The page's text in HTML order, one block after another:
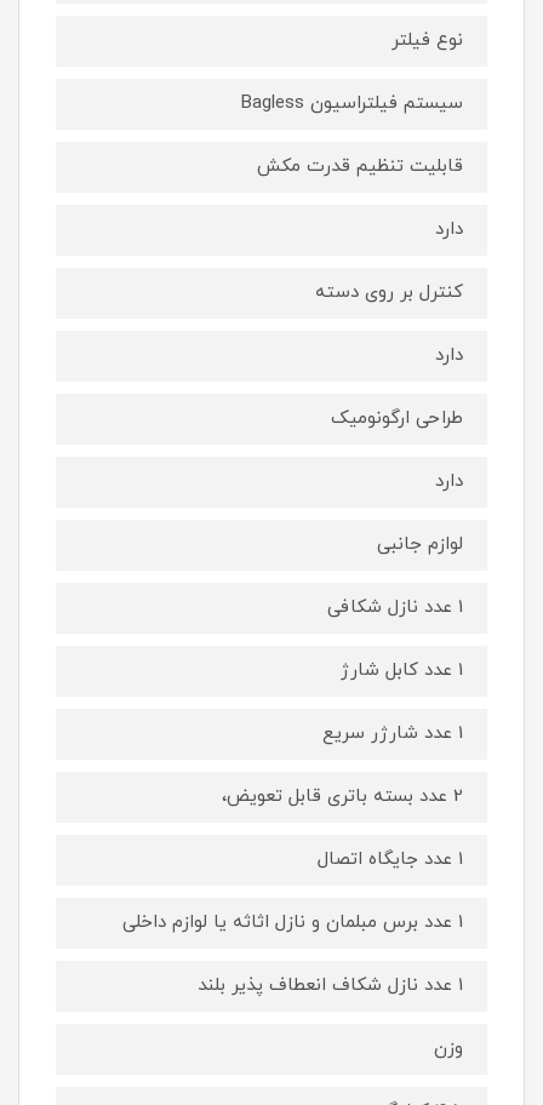
نوع فیلتر
سیستم فیلتراسیون Bagless
قابلیت تنظیم قدرت مکش
دارد
کنترل بر روی دسته
دارد
طراحی ارگونومیک
دارد
لوازم جانبی
1 عدد نازل شکافی
1 عدد کابل شارژ
1 عدد شارژر سریع
2 عدد بسته باتری قابل تعویض،
1 عدد جایگاه اتصال
1 عدد برس مبلمان و نازل اثاثه یا لوازم داخلی
1 عدد نازل شکاف انعطاف پذیر بلند
وزن